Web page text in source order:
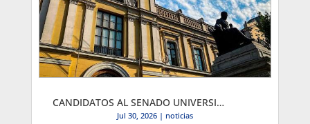
CANDIDATOS AL SENADO UNIVERSITARIO
Jul 30, 2026| noticias